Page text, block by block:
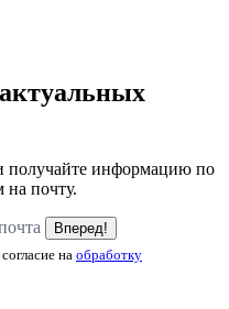
получайте информацию по
почту.
Вперед!
на обработку